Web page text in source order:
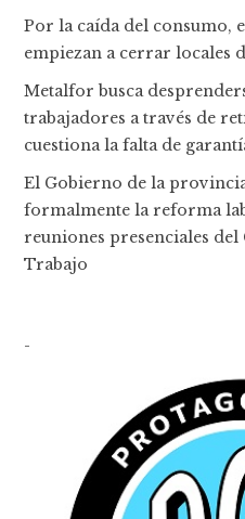
Por la caída del consumo,
empiezan a cerrar locales
Metalfor busca
trabajadores a través de
cuestiona la falta de
El Gobierno de la
formalmente la reforma
reuniones presenciales del
Trabajo
-